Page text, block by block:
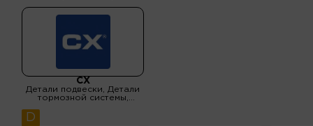
CX
Детали подвески, Детали
тормозной системы,
D